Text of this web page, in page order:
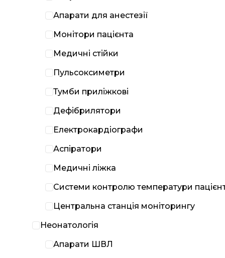
Апарати для анестезії
Монітори пацієнта
Медичні стійки
Пульсоксиметри
Тумби приліжкові
Дефібрилятори
Електрокардіографи
Аспіратори
Медичні ліжка
Системи контролю температури
Центральна станція моніторингу
Неонатологія
Апарати ШВЛ